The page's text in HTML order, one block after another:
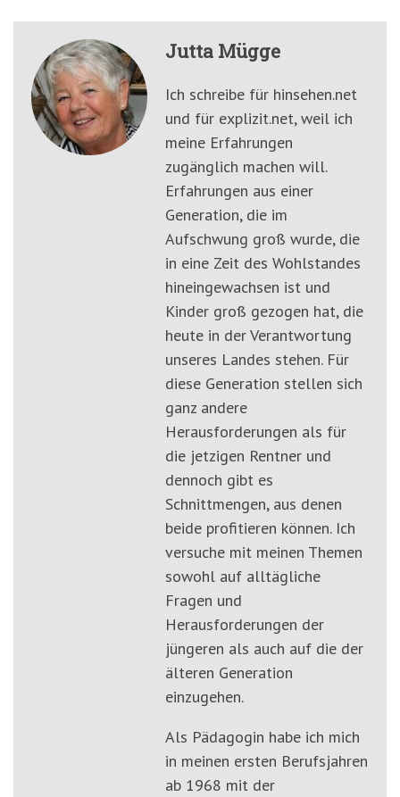
Jutta Mügge
Ich schreibe für hinsehen.net
und für explizit.net, weil ich
meine Erfahrungen
zugänglich machen will.
Erfahrungen aus einer
Generation, die im
Aufschwung groß wurde, die
in eine Zeit des Wohlstandes
hineingewachsen ist und
Kinder groß gezogen hat, die
heute in der Verantwortung
unseres Landes stehen. Für
diese Generation stellen sich
ganz andere
Herausforderungen als für
die jetzigen Rentner und
dennoch gibt es
Schnittmengen, aus denen
beide profitieren können. Ich
versuche mit meinen Themen
sowohl auf alltägliche
Fragen und
Herausforderungen der
jüngeren als auch auf die der
älteren Generation
einzugehen.
Als Pädagogin habe ich mich
in meinen ersten Berufsjahren
ab 1968 mit der